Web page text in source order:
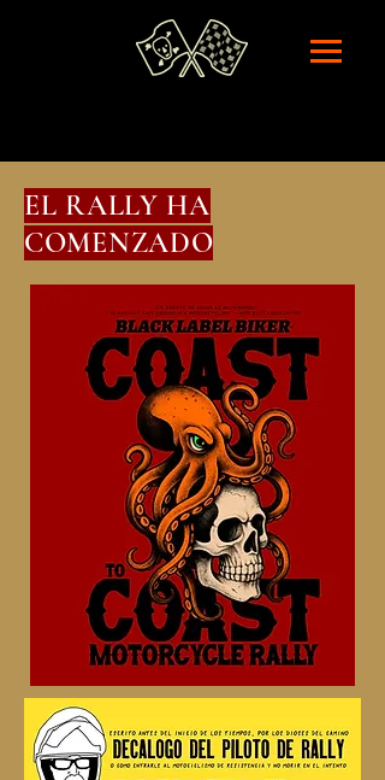
EL RALLY HA
COMENZADO